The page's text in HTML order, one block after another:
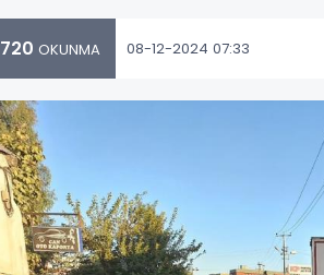
720 OKUNMA 08-12-2024 07:33